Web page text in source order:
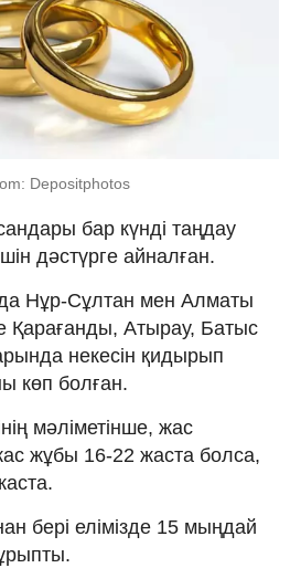
Depositphotos
бар күнді таңдау
дәстүрге айналған.
Нұр-Сұлтан мен Алматы
Қарағанды, Атырау, Батыс
некесін қидырып
көп болған.
мәліметінше, жас
жұбы 16-22 жаста болса,
бері елімізде 15 мыңдай